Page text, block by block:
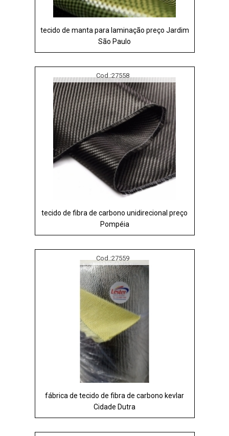
tecido de manta para laminação preço Jardim
São Paulo
Cod.:27558
tecido de fibra de carbono unidirecional preço
Pompéia
Cod.:27559
fábrica de tecido de fibra de carbono kevlar
Cidade Dutra